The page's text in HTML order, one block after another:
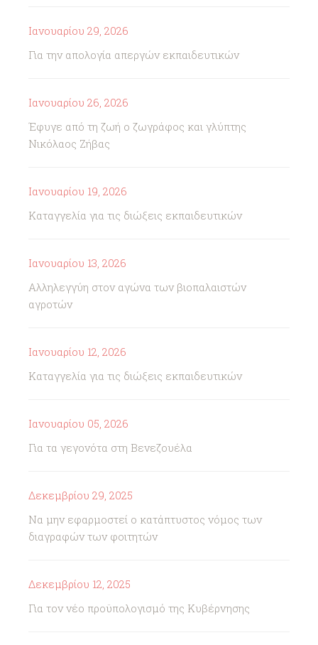
Ιανουαρίου 29, 2026
Για την απολογία απεργών εκπαιδευτικών
Ιανουαρίου 26, 2026
Έφυγε από τη ζωή ο ζωγράφος και γλύπτης
Νικόλαος Ζήβας
Ιανουαρίου 19, 2026
Καταγγελία για τις διώξεις εκπαιδευτικών
Ιανουαρίου 13, 2026
Αλληλεγγύη στον αγώνα των βιοπαλαιστών
αγροτών
Ιανουαρίου 12, 2026
Καταγγελία για τις διώξεις εκπαιδευτικών
Ιανουαρίου 05, 2026
Για τα γεγονότα στη Βενεζουέλα
Δεκεμβρίου 29, 2025
Να μην εφαρμοστεί ο κατάπτυστος νόμος των
διαγραφών των φοιτητών
Δεκεμβρίου 12, 2025
Για τον νέο προϋπολογισμό της Κυβέρνησης